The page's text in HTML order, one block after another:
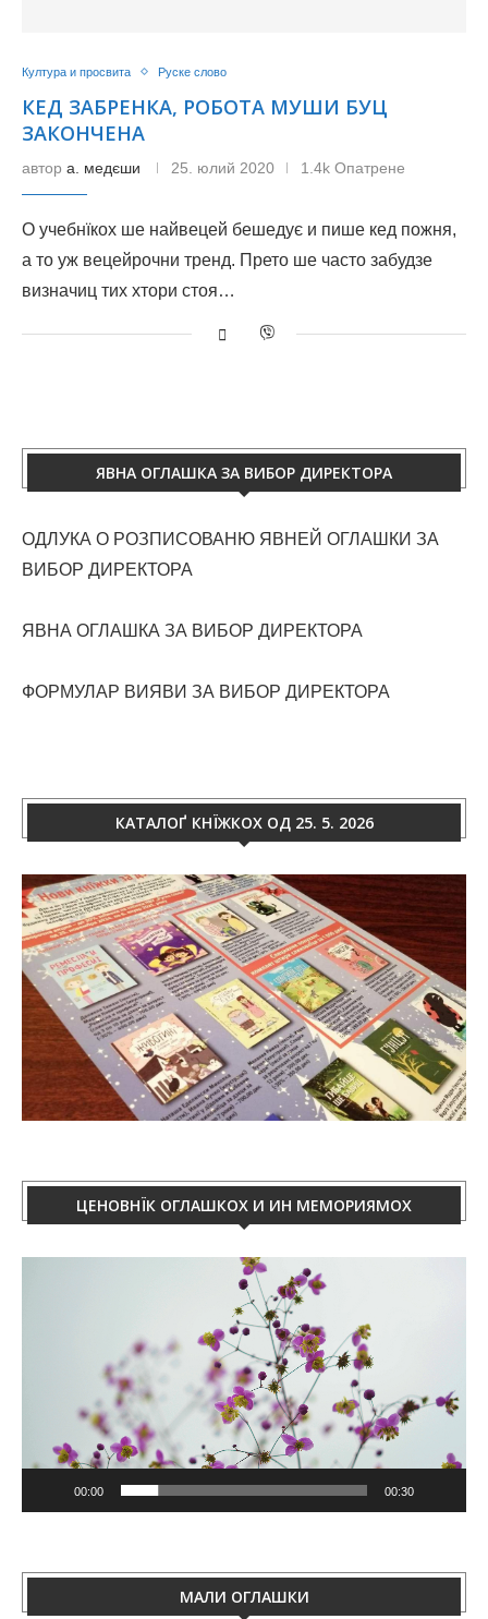
Култура и просвита Руске слово
КЕД ЗАБРЕНКА, РОБОТА МУШИ БУЦ
ЗАКОНЧЕНА
автор а. медєши 25. юлий 2020 1.4k Опатрене
О учебнїкох ше найвецей бешедує и пише кед пожня,
а то уж вецейрочни тренд. Прето ше часто забудзе
визначиц тих хтори стоя…
ЯВНА ОГЛАШКА ЗА ВИБОР ДИРЕКТОРА
ОДЛУКА О РОЗПИСОВАНЮ ЯВНЕЙ ОГЛАШКИ ЗА
ВИБОР ДИРЕКТОРА
ЯВНА ОГЛАШКА ЗА ВИБОР ДИРЕКТОРА
ФОРМУЛАР ВИЯВИ ЗА ВИБОР ДИРЕКТОРА
КАТАЛОҐ КНЇЖКОХ ОД 25. 5. 2026
ЦЕНОВНЇК ОГЛАШКОХ И ИН МЕМОРИЯМОХ
00:00 00:30
МАЛИ ОГЛАШКИ